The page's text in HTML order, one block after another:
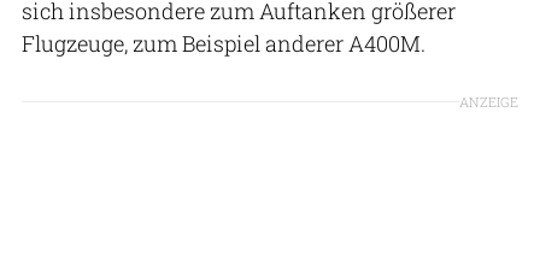
sich insbesondere zum Auftanken größerer
Flugzeuge, zum Beispiel anderer A400M.
ANZEIGE